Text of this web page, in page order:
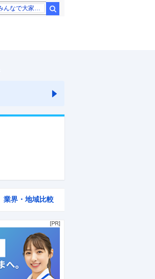
業界・地域比較